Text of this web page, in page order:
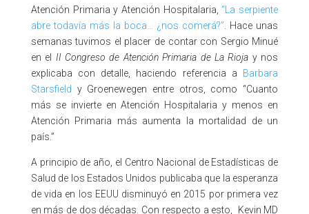
Atención Primaria y Atención Hospitalaria, “La serpiente
abre todavía más la boca… ¿nos comerá?” . Hace unas
semanas tuvimos el placer de contar con Sergio Minué
en el II Congreso de Atención Primaria de La Rioja y nos
explicaba con detalle, haciendo referencia a Barbara
Starsfield y Groenewegen entre otros, como “Cuanto
más se invierte en Atención Hospitalaria y menos en
Atención Primaria más aumenta la mortalidad de un
país.”
A principio de año, el Centro Nacional de Estadísticas de
Salud de los Estados Unidos publicaba que la esperanza
de vida en los EEUU disminuyó en 2015 por primera vez
en más de dos décadas. Con respecto a esto, Kevin MD